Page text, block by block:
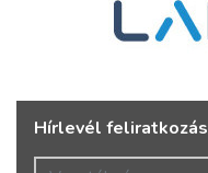
Hírlevél feliratkozás